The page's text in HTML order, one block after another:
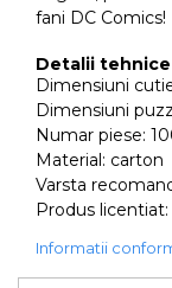
fani DC Comics!
Detalii tehnice
Dimensiuni
Dimensiuni
Numar piese:
Material: carton
Varsta
Produs
Informatii